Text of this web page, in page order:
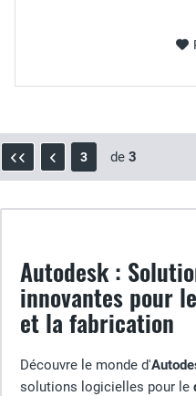
3 de 3
Autodesk :
innovantes pour
et la fabrication
Découvre le monde d'
solutions logicielles pour le